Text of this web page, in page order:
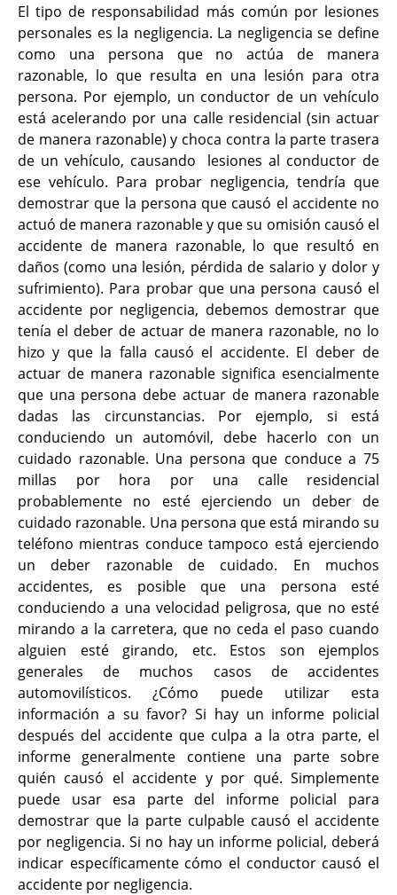
El tipo de responsabilidad más común por lesiones
personales es la negligencia. La negligencia se define
como una persona que no actúa de manera
razonable, lo que resulta en una lesión para otra
persona. Por ejemplo, un conductor de un vehículo
está acelerando por una calle residencial (sin actuar
de manera razonable) y choca contra la parte trasera
de un vehículo, causando lesiones al conductor de
ese vehículo. Para probar negligencia, tendría que
demostrar que la persona que causó el accidente no
actuó de manera razonable y que su omisión causó el
accidente de manera razonable, lo que resultó en
daños (como una lesión, pérdida de salario y dolor y
sufrimiento). Para probar que una persona causó el
accidente por negligencia, debemos demostrar que
tenía el deber de actuar de manera razonable, no lo
hizo y que la falla causó el accidente. El deber de
actuar de manera razonable significa esencialmente
que una persona debe actuar de manera razonable
dadas las circunstancias. Por ejemplo, si está
conduciendo un automóvil, debe hacerlo con un
cuidado razonable. Una persona que conduce a 75
millas por hora por una calle residencial
probablemente no esté ejerciendo un deber de
cuidado razonable. Una persona que está mirando su
teléfono mientras conduce tampoco está ejerciendo
un deber razonable de cuidado. En muchos
accidentes, es posible que una persona esté
conduciendo a una velocidad peligrosa, que no esté
mirando a la carretera, que no ceda el paso cuando
alguien esté girando, etc. Estos son ejemplos
generales de muchos casos de accidentes
automovilísticos. ¿Cómo puede utilizar esta
información a su favor? Si hay un informe policial
después del accidente que culpa a la otra parte, el
informe generalmente contiene una parte sobre
quién causó el accidente y por qué. Simplemente
puede usar esa parte del informe policial para
demostrar que la parte culpable causó el accidente
por negligencia. Si no hay un informe policial, deberá
indicar específicamente cómo el conductor causó el
accidente por negligencia.